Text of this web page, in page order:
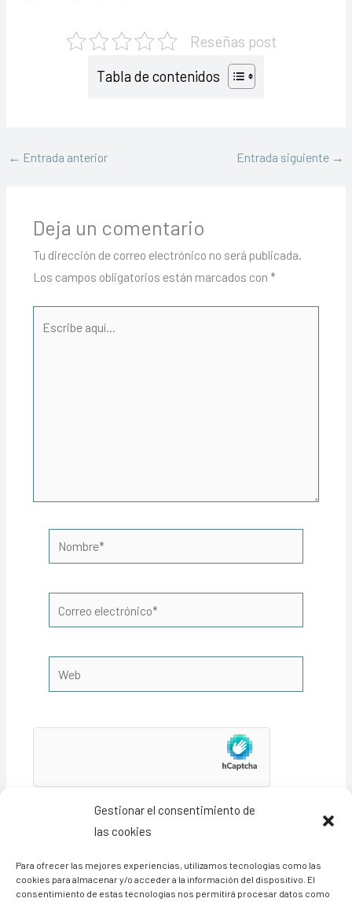
Gestionar el consentimiento de
las cookies
Para ofrecer las mejores experiencias, utilizamos tecnologías como las
cookies para almacenar y/o acceder a la información del dispositivo. El
consentimiento de estas tecnologías nos permitirá procesar datos como
Reseñas post
Tabla de contenidos
← Entrada anterior Entrada siguiente →
Deja un comentario
Tu dirección de correo electrónico no será publicada.
Los campos obligatorios están marcados con *
electrónico*